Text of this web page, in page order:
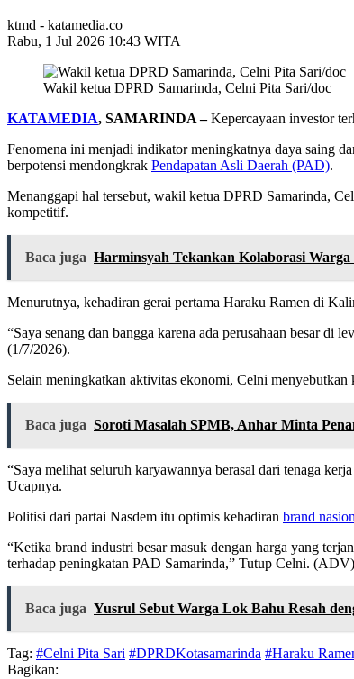
ktmd - katamedia.co
Rabu, 1 Jul 2026 10:43 WITA
Wakil ketua DPRD Samarinda, Celni Pita Sari/doc
KATAMEDIA, SAMARINDA –Kepercayaan investor
Fenomena ini menjadi indikator meningkatnya daya saing
berpotensi mendongkrak Pendapatan Asli Daerah (PAD).
Menanggapi hal tersebut, wakil ketua DPRD Samarinda,
kompetitif.
Baca juga Harminsyah Tekankan Kolaborasi
Menurutnya, kehadiran gerai pertama Haraku Ramen di
“Saya senang dan bangga karena ada perusahaan besar
(1/7/2026).
Selain meningkatkan aktivitas ekonomi, Celni menyebutkan
Baca juga Soroti Masalah SPMB, Anhar Minta
“Saya melihat seluruh karyawannya berasal dari tenaga
Ucapnya.
Politisi dari partai Nasdem itu optimis kehadiran brand
“Ketika brand industri besar masuk dengan harga yang
terhadap peningkatan PAD Samarinda,” Tutup Celni. (ADV)
Baca juga Yusrul Sebut Warga Lok Bahu Resah
Tag: #Celni Pita Sari #DPRDKotasamarinda #Haraku
Bagikan: